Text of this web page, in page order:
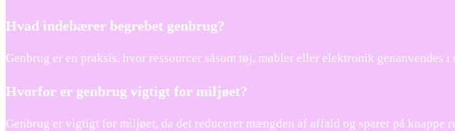
Hvad indebærer begrebet genbrug?
Genbrug er en praksis, hvor ressourcer såsom tøj, møbler eller elektronik genanvendes
Hvorfor er genbrug vigtigt for miljøet?
Genbrug er vigtigt for miljøet, da det reducerer mængden af affald og sparer på knappe